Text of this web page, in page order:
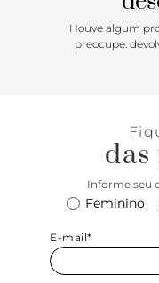
Houve algum
preocupe:
das
Informe seu
Feminino
E-mail*